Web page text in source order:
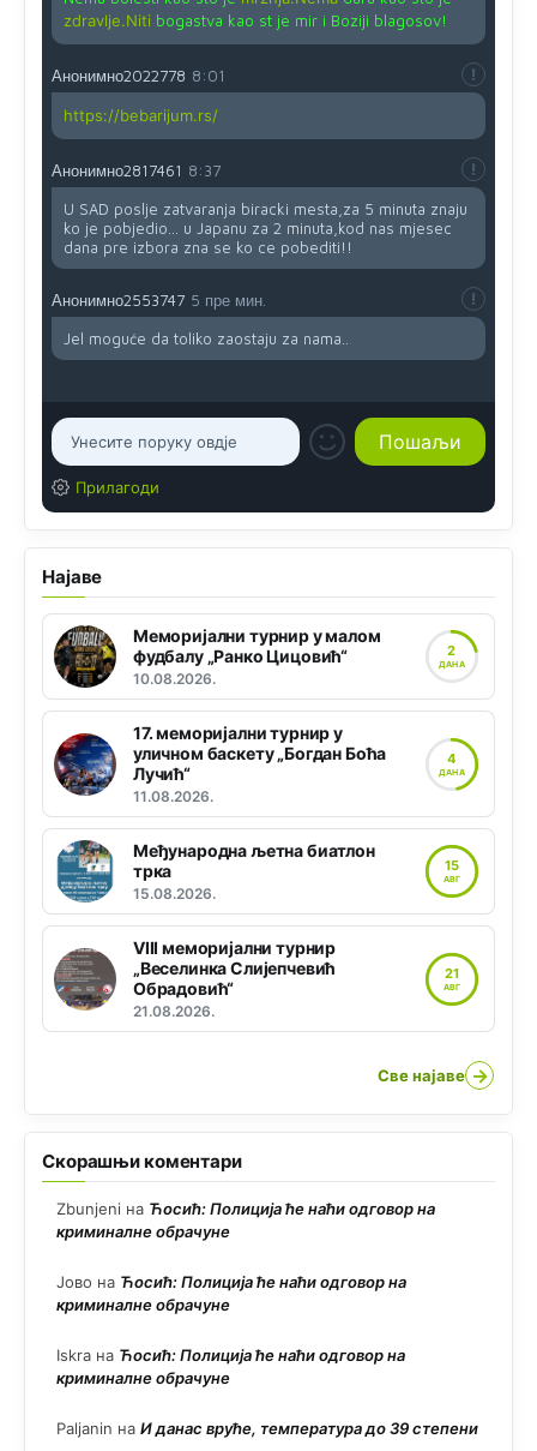
zdravlje.Niti bogastva kao st je mir i Boziji blagosov!
Анонимно2022778 8:01
https://bebarijum.rs/
Анонимно2817461 8:37
U SAD poslje zatvaranja biracki mesta,za 5 minuta znaju
ko je pobjedio... u Japanu za 2 minuta,kod nas mjesec
dana pre izbora zna se ko ce pobediti!!
Анонимно2553747 5 пре мин.
Jel moguće da toliko zaostaju za nama..
Прилагоди
Најаве
Меморијални турнир у малом
фудбалу „Ранко Цицовић“
10.08.2026.
2
ДАНА
17. меморијални турнир у
уличном баскету „Богдан Боћа
Лучић“
11.08.2026.
4
ДАНА
Међународна љетна биатлон
трка
15.08.2026.
15
АВГ
VIII меморијални турнир
„Веселинка Слијепчевић
Обрадовић“
21.08.2026.
21
АВГ
Све најаве →
Скорашњи коментари
Zbunjeni на Ћосић: Полиција ће наћи одговор на
криминалне обрачуне
Јово на Ћосић: Полиција ће наћи одговор на
криминалне обрачуне
Iskra на Ћосић: Полиција ће наћи одговор на
криминалне обрачуне
Paljanin на И данас вруће, температура до 39 степени